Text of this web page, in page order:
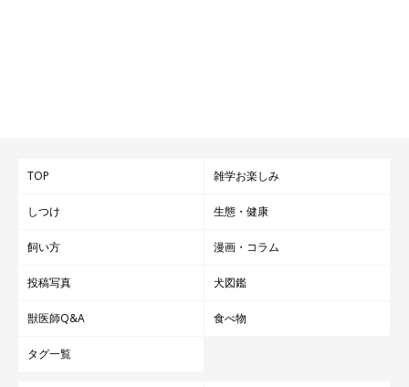
TOP 雑学お楽しみ
しつけ 生態・健康
飼い方 漫画・コラム
投稿写真 犬図鑑
獣医師Q&A 食べ物
タグ一覧